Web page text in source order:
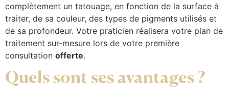
complètement un tatouage, en fonction de la surface à
traiter, de sa couleur, des types de pigments utilisés et
de sa profondeur. Votre praticien réalisera votre plan de
traitement sur-mesure lors de votre première
consultation offerte.
Quels sont ses avantages ?